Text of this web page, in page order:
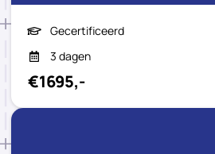
Gecertificeerd
3 dagen
€1695,-